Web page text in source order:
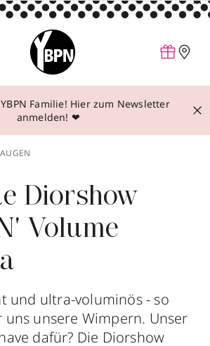
Familie! Hier zum Newsletter
anmelden! ❤
AUGEN
Diorshow
Volume
und ultra-voluminös - so
unsere Wimpern. Unser
dafür? Die Diorshow